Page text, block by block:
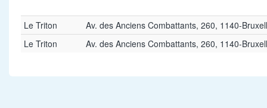
Le Triton
Av. des Anciens Combattants, 260, 1140-
Le Triton
Av. des Anciens Combattants, 260, 1140-